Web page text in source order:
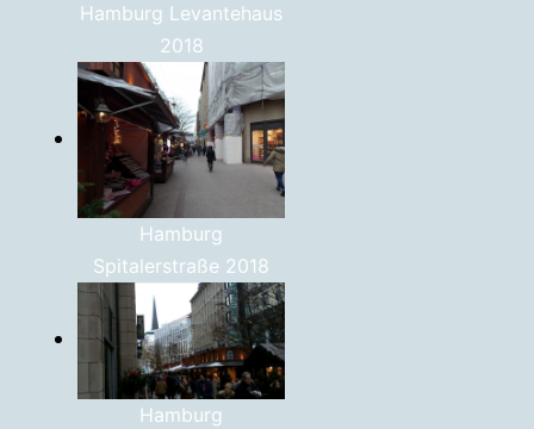
Hamburg Levantehaus
2018
Hamburg
Spitalerstraße 2018
Hamburg